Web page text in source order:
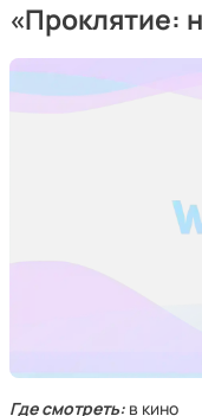
«Проклятие:
Где смотреть: в кино